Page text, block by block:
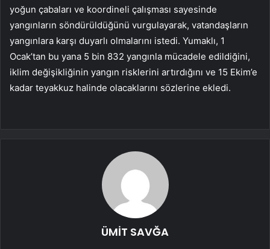
yoğun çabaları ve koordineli çalışması sayesinde
yangınların söndürüldüğünü vurgulayarak, vatandaşların
yangınlara karşı duyarlı olmalarını istedi. Yumaklı, 1
Ocak’tan bu yana 5 bin 832 yangınla mücadele edildiğini,
iklim değişikliğinin yangın risklerini artırdığını ve 15 Ekim’e
kadar teyakkuz halinde olacaklarını sözlerine ekledi.
ÜMİT SAVĞA